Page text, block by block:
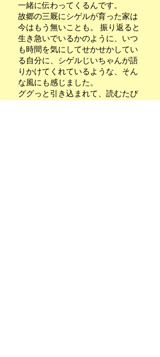
一緒に伝わってくるんです。
故郷の三厩にシゲルが育った家は
今はもう無いことも。 振り返ると
生き急いでいるかのように、いつ
も時間を気にしてせかせかしてい
る自分に、シゲルじいちゃんが語
りかけてくれているような、そん
な風にも感じました。
ググっと引き込まれて、読むたび